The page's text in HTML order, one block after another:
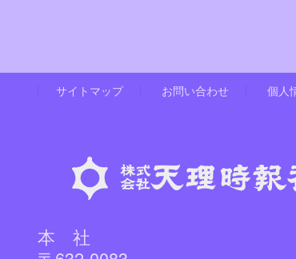
サイトマップ お問い合わせ 個人
本 社